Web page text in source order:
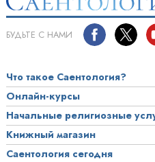
БУДЬТЕ С НАМИ
Что такое Саентология?
Онлайн-курсы
Начальные религиозные
Книжный магазин
Саентология сегодня